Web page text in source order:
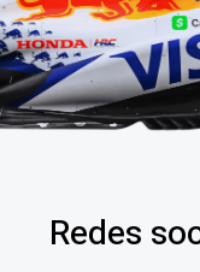
Redes